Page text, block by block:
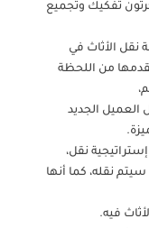
تفكيك وتجميع
نقل الأثاث في
من اللحظة
العميل الجديد
نقل،
سيتم نقله، كما أنها
فيه.